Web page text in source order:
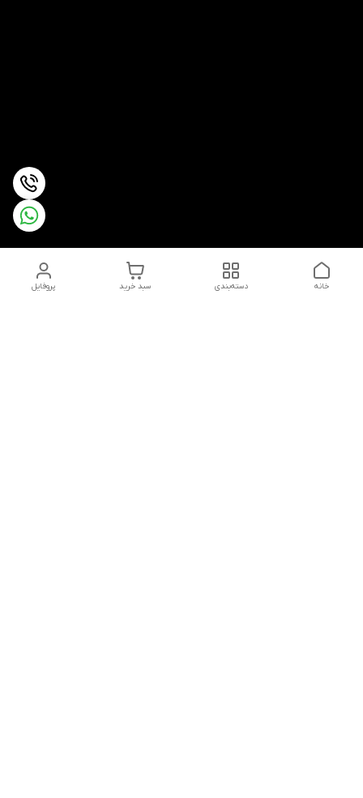
پروفایل سبد خرید دسته‌بندی خانه